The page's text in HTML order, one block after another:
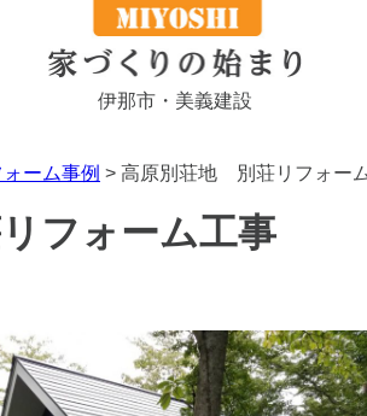
伊那市・美義建設
ォーム事例 > 高原別荘地 別荘リフォー
フォーム工事